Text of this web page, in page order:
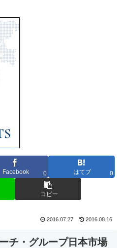
Facebook 0 はてブ 0
コピー
2016.07.27 2016.08.16
チ・グループ日本市場